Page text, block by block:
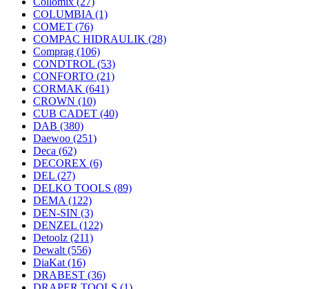
COLUMBIA (1)
COMET (76)
COMPAC HIDRAULIK (28)
Comprag (106)
CONDTROL (53)
CONFORTO (21)
CORMAK (641)
CROWN (10)
CUB CADET (40)
DAB (380)
Daewoo (251)
Deca (62)
DECOREX (6)
DEL (27)
DELKO TOOLS (89)
DEMA (122)
DEN-SIN (3)
DENZEL (122)
Detoolz (211)
Dewalt (556)
DiaKat (16)
DRABEST (36)